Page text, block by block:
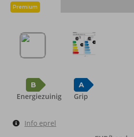
Premium
B
Energiezuinig
A
Grip
Info eprel